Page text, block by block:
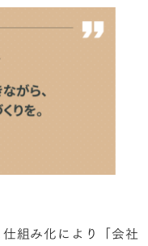
組み化により「会社